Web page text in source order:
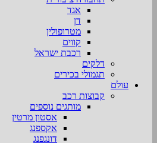
אגד
דן
מטרופולין
קווים
רכבת ישראל
דלקים
תגמולי בכירים
עולם
קבוצות רכב
מותגים נוספים
אסטון מרטין
אקספנג
דונגפנג